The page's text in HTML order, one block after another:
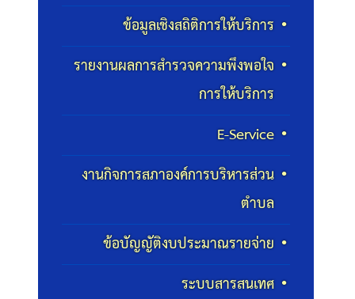
ข้อมูลเชิงสถิติการให้บริการ
รายงานผลการสำรวจความพึงพอใจ
การให้บริการ
E-Service
งานกิจการสภาองค์การบริหารส่วน
ตำบล
ข้อบัญญัติงบประมาณรายจ่าย
ระบบสารสนเทศ